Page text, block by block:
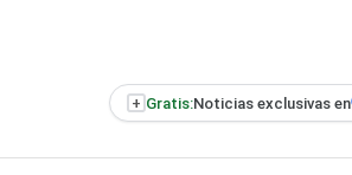
+ Gratis:Noticias exclusivas en